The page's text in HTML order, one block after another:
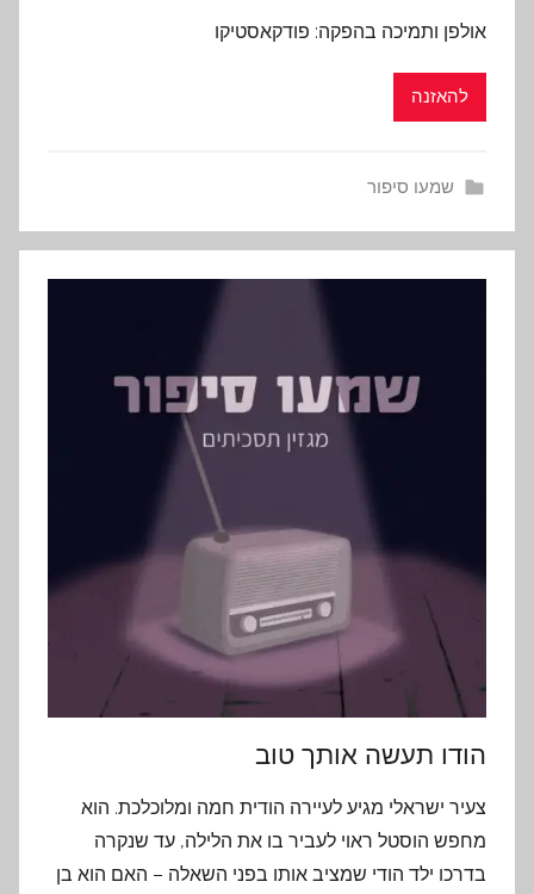
אולפן ותמיכה בהפקה: פודקאסטיקו
להאזנה
שמעו סיפור
הודו תעשה אותך טוב
צעיר ישראלי מגיע לעיירה הודית חמה ומלוכלכת. הוא
מחפש הוסטל ראוי לעביר בו את הלילה, עד שנקרה
בדרכו ילד הודי שמציב אותו בפני השאלה – האם הוא בן